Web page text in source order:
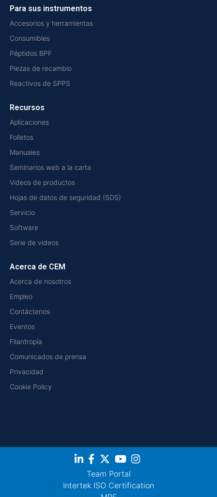
Para sus instrumentos
Accesorios y herramientas
Consumibles
Péptidos BPF
Piezas de recambio
Reactivos de SPPS
Recursos
Aplicaciones
Folletos
Manuales
Seminarios web a la carta
Videos de productos
Hojas de datos de seguridad (SDS)
Servicio
Software
Serie de videos
Acerca de CEM
Acerca de nosotros
Empleo
Contáctenos
Eventos
Filantropía
Comunicados de prensa
Privacidad
Cookie Policy
Team Portal
Intertek ISO Certification